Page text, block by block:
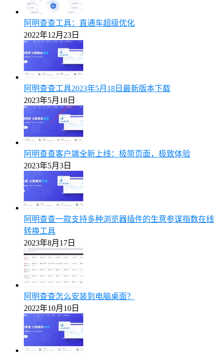
阿明查查工具：直通车超级优化
2022年12月23日
阿明查查工具2023年5月18日最新版本下载
2023年5月18日
阿明查查客户端全新上线：极简页面，极致体验
2023年5月3日
阿明查查一款支持多种浏览器插件的生意参谋指数在线
转换工具
2023年8月17日
阿明查查怎么安装到电脑桌面？
2022年10月10日